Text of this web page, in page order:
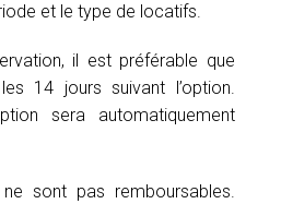
et le type de locatifs.
il est préférable que
14 jours suivant l’option.
sera automatiquement
sont pas remboursables.